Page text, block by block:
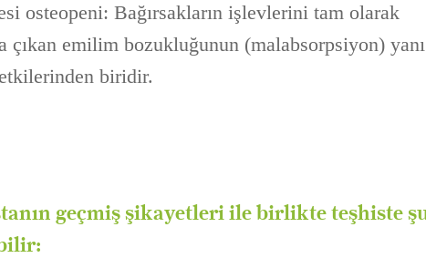
osteopeni: Bağırsakların işlevlerini tam olarak
çıkan emilim bozukluğunun (malabsorpsiyon) yanı
biridir.
geçmiş şikayetleri ile birlikte teşhiste